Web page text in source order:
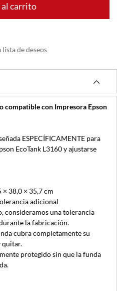
carrito
de deseos
compatible con Impresora Epson
ESPECÍFICAMENTE para
EcoTank L3160 y ajustarse
38,0 × 35,7 cm
adicional
consideramos una tolerancia
la fabricación.
cubra completamente su
quitar.
protegido sin que la funda